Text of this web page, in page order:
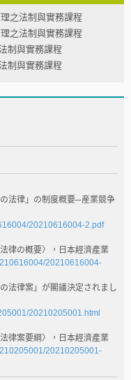
之法制與實務課程
之法制與實務課程
制與實務課程
制與實務課程
法律」の制度概要─産業競争
20210616004-2.pdf
律の概要〉，日本經濟產業
20210616004-
法律案」が閣議決定されまし
20210205001.html
律案要綱〉，日本經濟產業
20210205001-